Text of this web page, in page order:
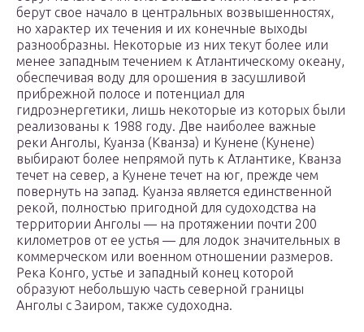
берут свое начало в центральных возвышенностях,
но характер их течения и их конечные выходы
разнообразны. Некоторые из них текут более или
менее западным течением к Атлантическому океану,
обеспечивая воду для орошения в засушливой
прибрежной полосе и потенциал для
гидроэнергетики, лишь некоторые из которых были
реализованы к 1988 году. Две наиболее важные
реки Анголы, Куанза (Кванза) и Кунене (Кунене)
выбирают более непрямой путь к Атлантике, Кванза
течет на север, а Кунене течет на юг, прежде чем
повернуть на запад. Куанза является единственной
рекой, полностью пригодной для судоходства на
территории Анголы — на протяжении почти 200
километров от ее устья — для лодок значительных в
коммерческом или военном отношении размеров.
Река Конго, устье и западный конец которой
образуют небольшую часть северной границы
Анголы с Заиром, также судоходна.